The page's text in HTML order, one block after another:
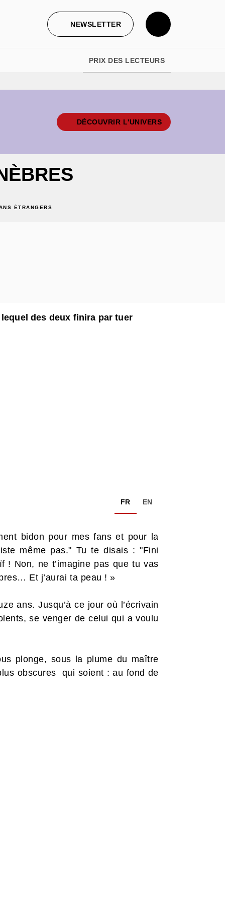
NEWSLETTER
PRIX DES LECTEURS
DÉCOUVRIR L'UNIVERS
ÉTRANGERS
des deux finira par tuer
FR EN
bidon pour mes fans et pour la
même pas." Tu te disais : "Fini
! Non, ne t’imagine pas que tu vas
Et j’aurai ta peau ! »
ans. Jusqu’à ce jour où l’écrivain
se venger de celui qui a voulu
plonge, sous la plume du maître
obscures qui soient : au fond de